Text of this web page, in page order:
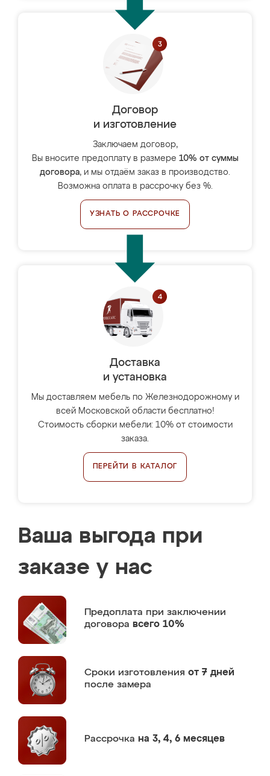
Договор
и изготовление
Заключаем договор,
Вы вносите предоплату в размере 10% от суммы
договора, и мы отдаём заказ в производство.
Возможна оплата в рассрочку без %.
УЗНАТЬ О РАССРОЧКЕ
Доставка
и установка
Мы доставляем мебель по Железнодорожному и
всей Московской области бесплатно!
Стоимость сборки мебели: 10% от стоимости
заказа.
ПЕРЕЙТИ В КАТАЛОГ
Ваша выгода при
заказе у нас
Предоплата при заключении
договора всего 10%
Сроки изготовления от 7 дней
после замера
Рассрочка на 3, 4, 6 месяцев